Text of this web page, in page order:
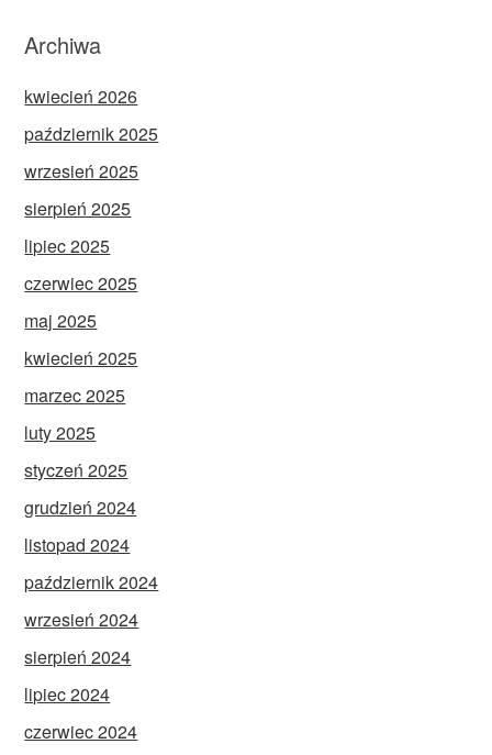
Archiwa
kwiecień 2026
październik 2025
wrzesień 2025
sierpień 2025
lipiec 2025
czerwiec 2025
maj 2025
kwiecień 2025
marzec 2025
luty 2025
styczeń 2025
grudzień 2024
listopad 2024
październik 2024
wrzesień 2024
sierpień 2024
lipiec 2024
czerwiec 2024